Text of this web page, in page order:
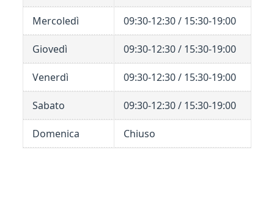
Mercoledì 09:30-12:30 / 15:30-19:00
Giovedì 09:30-12:30 / 15:30-19:00
Venerdì 09:30-12:30 / 15:30-19:00
Sabato 09:30-12:30 / 15:30-19:00
Domenica Chiuso